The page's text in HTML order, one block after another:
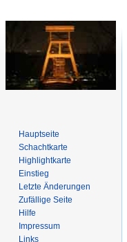
Hauptseite
Schachtkarte
Highlightkarte
Einstieg
Letzte Änderungen
Zufällige Seite
Hilfe
Impressum
Links